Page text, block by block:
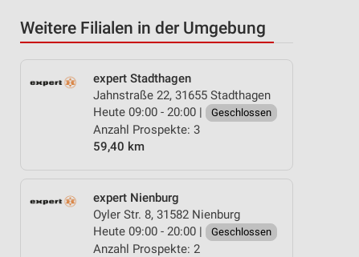
Weitere Filialen in der Umgebung
expert Stadthagen
Jahnstraße 22, 31655 Stadthagen
Heute 09:00 - 20:00 |
Geschlossen
Anzahl Prospekte: 3
59,40 km
expert Nienburg
Oyler Str. 8, 31582 Nienburg
Heute 09:00 - 20:00 |
Geschlossen
Anzahl Prospekte: 2